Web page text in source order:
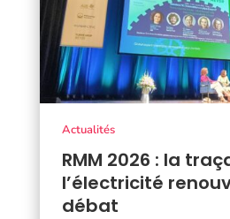
RMM 2026 : la
l’électricité
débat
Actualités